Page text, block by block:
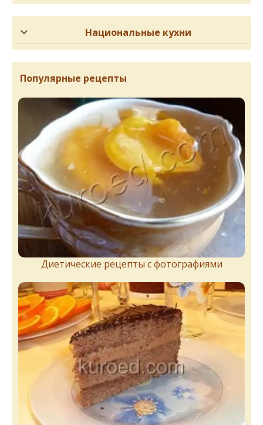
Национальные кухни
Популярные рецепты
Диетические рецепты с фотографиями